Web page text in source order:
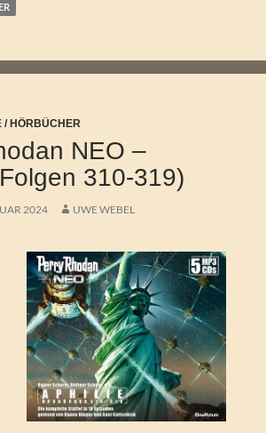
/ HÖRBÜCHER
NEO –
310-319)
2024 UWE WEBEL